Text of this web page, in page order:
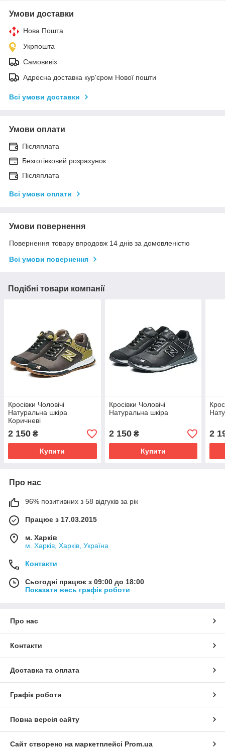
Умови доставки
Нова Пошта
Укрпошта
Самовивіз
Адресна доставка кур'єром Нової пошти
Всі умови доставки
Умови оплати
Післяплата
Безготівковий розрахунок
Післяплата
Всі умови оплати
Умови повернення
Повернення товару впродовж 14 днів за домовленістю
Всі умови повернення
Подібні товари компанії
Кросівки Чоловічі
Натуральна шкіра
Коричневі
2 150 ₴
Купити
Кросівки Чоловічі
Натуральна шкіра
2 150₴
Купити
2
Про нас
96% позитивних з 58 відгуків за рік
Працює з 17.03.2015
м. Харків
м. Харків, Харків, Україна
Контакти
Сьогодні працює з 09:00 до 18:00
Показати весь графік роботи
Про нас
Контакти
Доставка та оплата
Графік роботи
Повна версія сайту
Сайт створено на маркетплейсі Prom.ua